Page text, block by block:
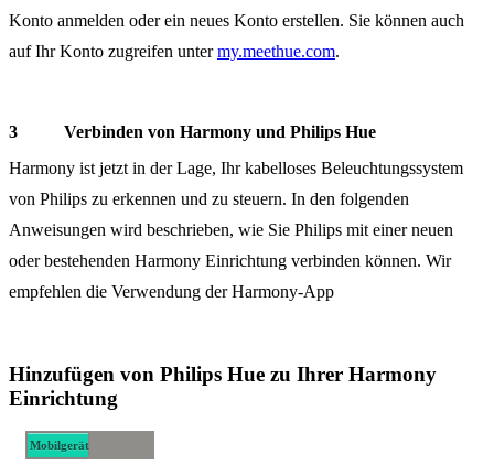
Konto anmelden oder ein neues Konto erstellen. Sie können auch
auf Ihr Konto zugreifen untermy.meethue.com.
Verbinden von Harmony und Philips Hue
Harmony ist jetzt in der Lage, Ihr kabelloses Beleuchtungssystem
von Philips zu erkennen und zu steuern. In den folgenden
Anweisungen wird beschrieben, wie Sie Philips mit einer neuen
oder bestehenden Harmony Einrichtung verbinden können. Wir
empfehlen die Verwendung der Harmony-App
Hinzufügen von Philips Hue zu Ihrer Harmony
Einrichtung
Mobilgerät